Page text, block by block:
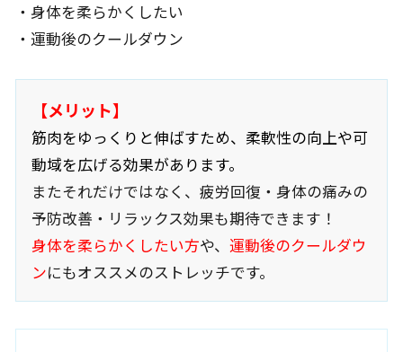
・身体を柔らかくしたい
・運動後のクールダウン
【メリット】
筋肉をゆっくりと伸ばすため、柔軟性の向上や可
動域を広げる効果があります。
またそれだけではなく、疲労回復・身体の痛みの
予防改善・リラックス効果も期待できます！
身体を柔らかくしたい方や、 運動後のクールダウ
ンにもオススメのストレッチです。